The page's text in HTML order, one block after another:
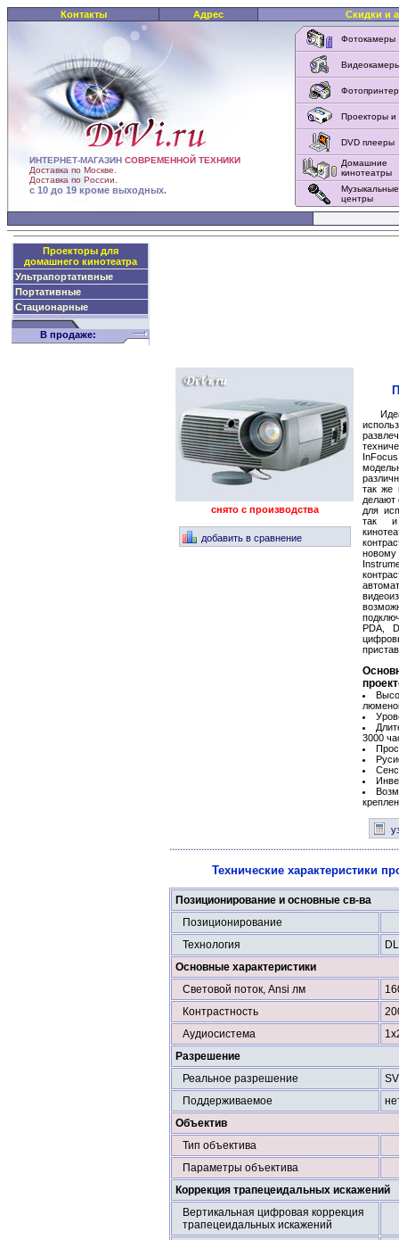
Контакты Адрес Скидки и
ИНТЕРНЕТ-МАГАЗИН СОВРЕМЕННОЙ ТЕХНИКИ
Доставка по Москве.
Доставка по России.
с 10 до 19 кроме выходных.
Фотокамеры
Проекторы и
DVD плееры
Домашние
кинотеатры
Музыкальные
центры
Проекторы для
домашнего кинотеатра
Ультрапортативные
Портативные
Стационарные
В продаже:
снято с производства
добавить в сравнение
так же
делают
для
так и
PDA,
3000
Технические характеристики
Позиционирование и основные св-ва
Позиционирование
Технология
Основные характеристики
Световой поток, Ansi лм
Контрастность
Аудиосистема
Разрешение
Реальное разрешение
Поддерживаемое
Объектив
Тип объектива
Параметры объектива
Коррекция трапецеидальных искажений
Вертикальная цифровая коррекция
трапецеидальных искажений